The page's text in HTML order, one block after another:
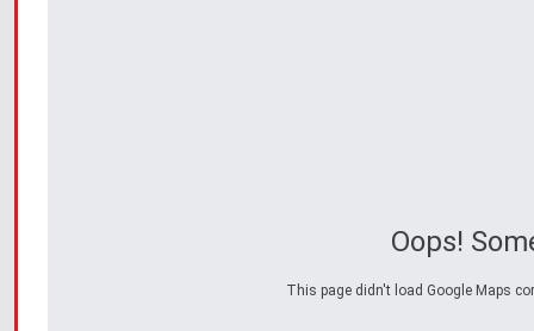
Oops!
This page didn't load Google Maps